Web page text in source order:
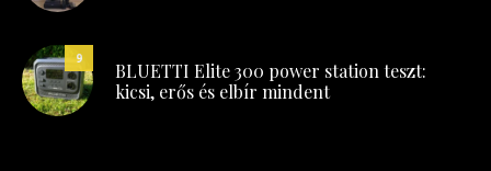
9
BLUETTI Elite 300 power station teszt:
kicsi, erős és elbír mindent